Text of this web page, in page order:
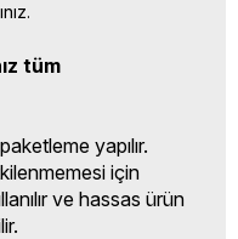
tüm
yapılır.
için
ve hassas ürün